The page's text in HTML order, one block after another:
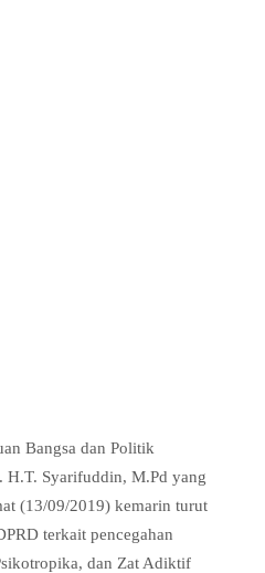
Bangsa dan Politik
Syarifuddin, M.Pd yang
(13/09/2019) kemarin turut
terkait pencegahan
dan Zat Adiktif